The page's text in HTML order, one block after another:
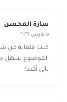
سارة المحسن
٥ مارس ٢٠٢٦
كنت قلقانة من
الموضوع سهل
تاني أكيد!